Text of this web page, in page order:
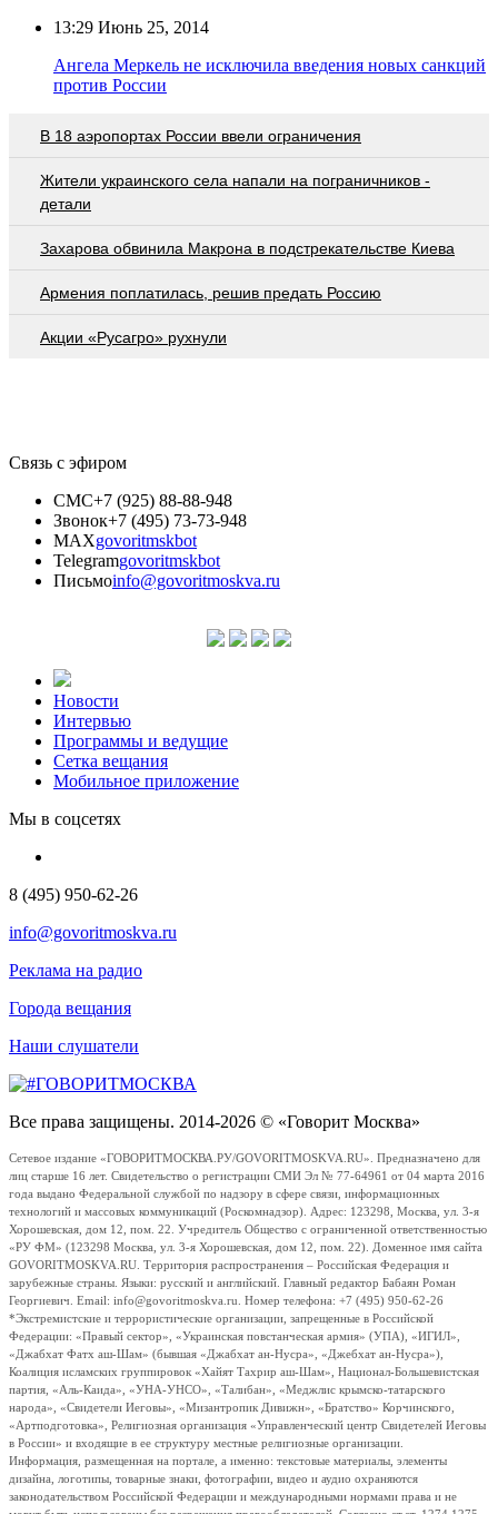
13:29 Июнь 25, 2014
Ангела Меркель не исключила введения новых санкций
против России
В 18 аэропортах России ввели ограничения
Жители украинского села напали на пограничников -
детали
Захарова обвинила Макрона в подстрекательстве Киева
Армения поплатилась, решив предать Россию
Акции «Русагро» рухнули
Связь с эфиром
СМС+7 (925) 88-88-948
Звонок+7 (495) 73-73-948
MAXgovoritmskbot
Telegramgovoritmskbot
Письмоinfo@govoritmoskva.ru
Новости
Интервью
Программы и ведущие
Сетка вещания
Мобильное приложение
Мы в соцсетях
8 (495) 950-62-26
info@govoritmoskva.ru
Реклама на радио
Города вещания
Наши слушатели
Все права защищены. 2014-2026 © «Говорит Москва»
Сетевое издание «ГОВОРИТМОСКВА.РУ/GOVORITMOSKVA.RU». Предназначено для
лиц старше 16 лет. Свидетельство о регистрации СМИ Эл № 77-64961 от 04 марта 2016
года выдано Федеральной службой по надзору в сфере связи, информационных
технологий и массовых коммуникаций (Роскомнадзор). Адрес: 123298, Москва, ул. 3-я
Хорошевская, дом 12, пом. 22. Учредитель Общество с ограниченной ответственностью
«РУ ФМ» (123298 Москва, ул. 3-я Хорошевская, дом 12, пом. 22). Доменное имя сайта
GOVORITMOSKVA.RU. Территория распространения – Российская Федерация и
зарубежные страны. Языки: русский и английский. Главный редактор Бабаян Роман
Георгиевич. Email: info@govoritmoskva.ru. Номер телефона: +7 (495) 950-62-26
*Экстремистские и террористические организации, запрещенные в Российской
Федерации: «Правый сектор», «Украинская повстанческая армия» (УПА), «ИГИЛ»,
«Джабхат Фатх аш-Шам» (бывшая «Джабхат ан-Нусра», «Джебхат ан-Нусра»),
Коалиция исламских группировок «Хайят Тахрир аш-Шам», Национал-Большевистская
партия, «Аль-Каида», «УНА-УНСО», «Талибан», «Меджлис крымско-татарского
народа», «Свидетели Иеговы», «Мизантропик Дивижн», «Братство» Корчинского,
«Артподготовка», Религиозная организация «Управленческий центр Свидетелей Иеговы
в России» и входящие в ее структуру местные религиозные организации.
Информация, размещенная на портале, а именно: текстовые материалы, элементы
дизайна, логотипы, товарные знаки, фотографии, видео и аудио охраняются
законодательством Российской Федерации и международными нормами права и не